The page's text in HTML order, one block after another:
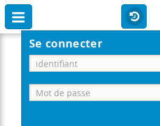
Se connecter